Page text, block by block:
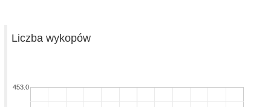
Liczba wykopów
453.0